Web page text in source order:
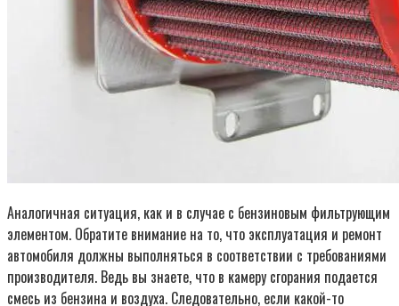
Аналогичная ситуация, как и в случае с бензиновым фильтрующим
элементом. Обратите внимание на то, что эксплуатация и ремонт
автомобиля должны выполняться в соответствии с требованиями
производителя. Ведь вы знаете, что в камеру сгорания подается
смесь из бензина и воздуха. Следовательно, если какой-то